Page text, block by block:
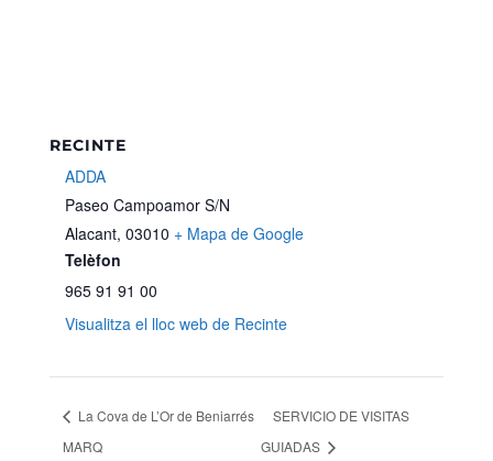
RECINTE
ADDA
Paseo Campoamor S/N
Alacant, 03010 + Mapa de Google
Telèfon
965 91 91 00
Visualitza el lloc web de Recinte
La Cova de L’Or de Beniarrés
MARQ
SERVICIO DE VISITAS
GUIADAS